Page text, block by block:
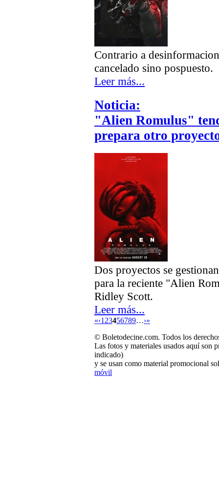
Contrario a
cancelado sino pospuesto.
Leer más...
Noticia:
"Alien Romulus"
prepara otro
Dos proyectos se
para la reciente "Alien
Ridley Scott.
Leer más...
«‹1 23456789…›»
© Boletodecine.com. Todos los
Las fotos y materiales usados aquí son
indicado)
y se usan como material promocional
móvil